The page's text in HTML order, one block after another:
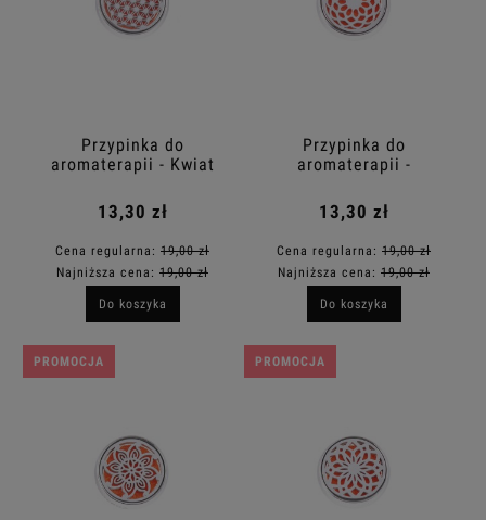
Przypinka do
aromaterapii - Kwiat
13,30 zł
Cena regularna: 19,00 zł
Najniższa cena: 19,00 zł
Do koszyka
Przypinka do
aromaterapii -
13,30 zł
Cena regularna: 19,00 zł
Najniższa cena: 19,00 zł
Do koszyka
PROMOCJA PROMOCJA